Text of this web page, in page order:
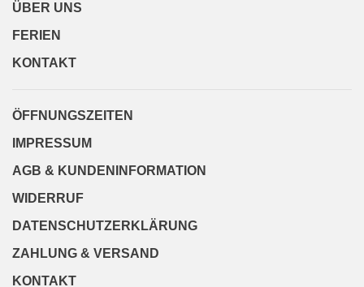
ÜBER UNS
FERIEN
KONTAKT
ÖFFNUNGSZEITEN
IMPRESSUM
AGB & KUNDENINFORMATION
WIDERRUF
DATENSCHUTZERKLÄRUNG
ZAHLUNG & VERSAND
KONTAKT